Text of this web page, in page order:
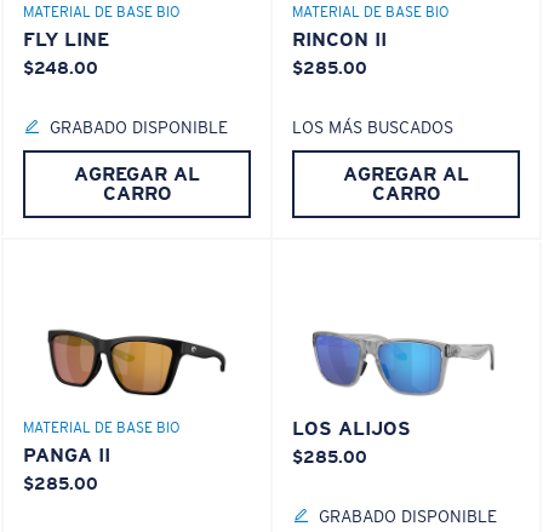
MATERIAL DE BASE BIO
FLY LINE
$248.00
GRABADO DISPONIBLE
AGREGAR AL
CARRO
MATERIAL DE BASE BIO
RINCON II
$285.00
LOS MÁS BUSCADOS
AGREGAR AL
CARRO
MATERIAL DE BASE BIO
PANGA II
$285.00
LOS ALIJOS
$285.00
GRABADO DISPONIBLE